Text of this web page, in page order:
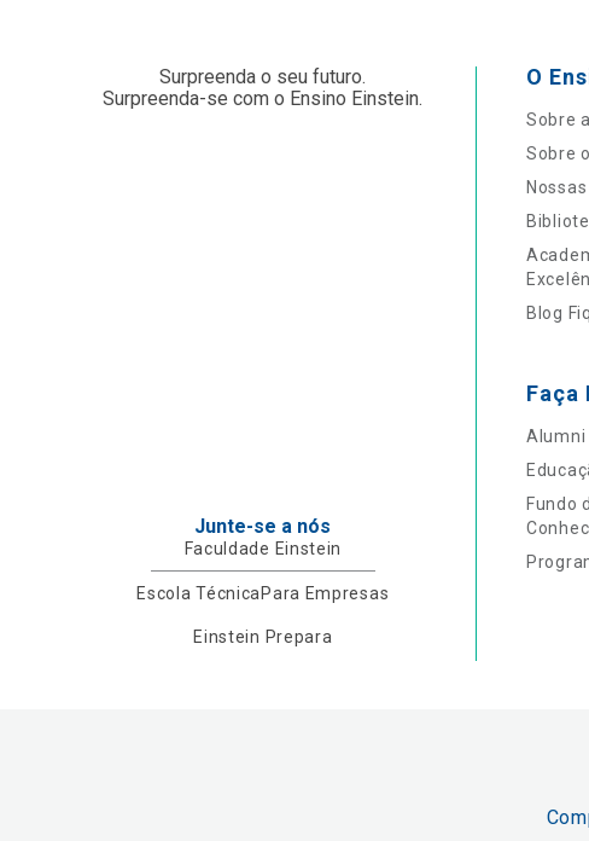
Surpreenda o seu futuro.
Surpreenda-se com o Ensino Einstein.
Junte-se a nós
Faculdade Einstein
Escola Técnica Para Empresas
Einstein Prepara
O
Sobre
Sobre
Blog
Faça
Alumni
Fundo